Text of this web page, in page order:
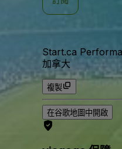
Start.ca
加拿大
複製
在谷歌地圖中開啟